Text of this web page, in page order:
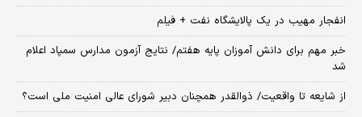
انفجار مهیب در یک پالایشگاه نفت + فیلم
خبر مهم برای دانش آموزان پایه هفتم/ نتایج آزمون مدارس سمپاد اعلام
شد
از شایعه تا واقعیت/ ذوالقدر همچنان دبیر شورای ‌عالی امنیت ملی است؟